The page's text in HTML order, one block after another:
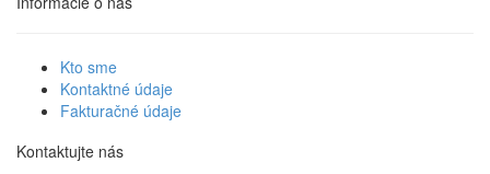
Kto sme
Kontaktné údaje
Fakturačné údaje
Kontaktujte nás